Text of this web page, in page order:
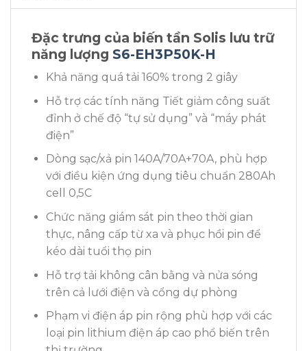
Đặc trưng của biến tần Solis lưu trữ
năng lượng S6-EH3P50K-H
Khả năng quá tải 160% trong 2 giây
Hỗ trợ các tính năng Tiết giảm công suất
đỉnh ở chế độ “tự sử dụng” và “máy phát
điện”
Dòng sạc/xả pin 140A/70A+70A, phù hợp
với điều kiện ứng dụng tiêu chuẩn 280Ah
cell 0,5C
Chức năng giám sát pin theo thời gian
thực, nâng cấp từ xa và phục hồi pin để
kéo dài tuổi thọ pin
Hỗ trợ tải không cân bằng và nửa sóng
trên cả lưới điện và cổng dự phòng
Phạm vi điện áp pin rộng phù hợp với các
loại pin lithium điện áp cao phổ biến trên